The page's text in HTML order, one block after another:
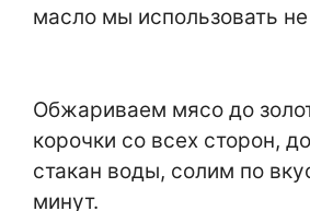
масло мы использовать
Обжариваем мясо до
корочки со всех сторон,
стакан воды, солим по
минут.